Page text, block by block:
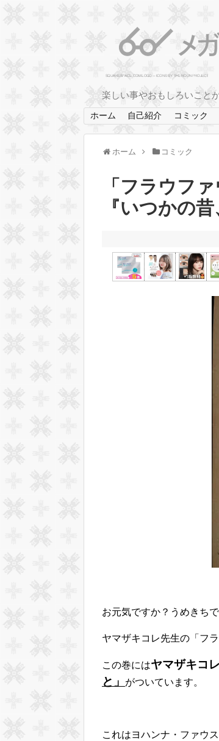
楽しい事やおもしろいこと
ホーム 自己紹介 コミック
ホーム コミック
「フラウフ
『いつかの
お元気ですか？うめきち
ヤマザキコレ先生の「フ
この巻にはヤマザキコ
と」
がついています。
これはヨハンナ・ファウ